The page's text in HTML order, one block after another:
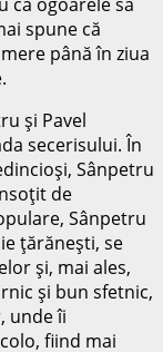
spune că
până în ziua
şi Pavel
secerisului. În
Sânpetru
de
Sânpetru
ţărăneşti, se
şi, mai ales,
şi bun sfetnic,
unde îi
fiind mai